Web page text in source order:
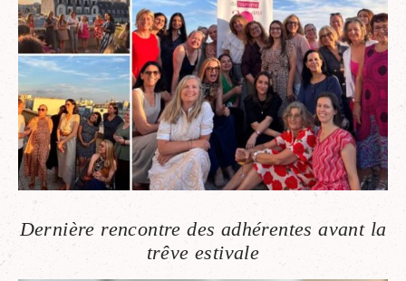
Dernière rencontre des adhérentes avant la
trêve estivale